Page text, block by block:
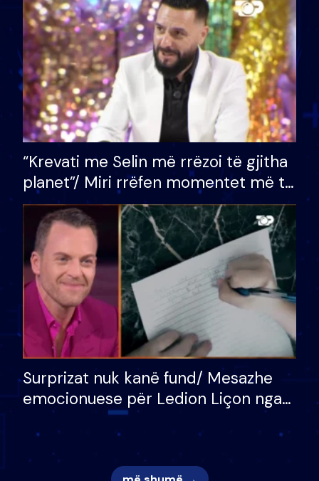
divorci apo jo?
“Krevati me Selin më rrëzoi të gjitha
planet”/ Miri rrëfen momentet më të
bukura në shtëpinë e BB VIP: Do më
mungojë zilja e mëngjesit kur…
Surprizat nuk kanë fund/ Mesazhe
emocionuese për Ledion Liçon nga
nëna dhe fëmijët e tij, moderatori
nuk i mban dot lotët: Nuk meritoj…